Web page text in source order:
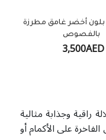
بلون أخضر غامق مطرزة
بالفصوص
3,500AED
راقية وجذابة مثالية
على الأكمام أو